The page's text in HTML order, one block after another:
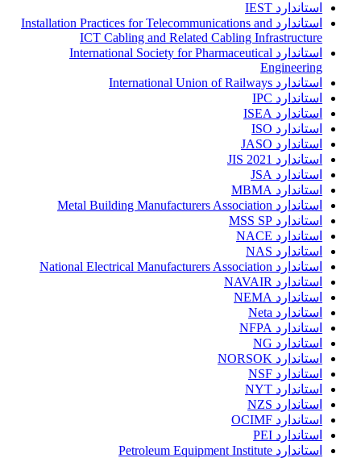
استاندارد IEST
استاندارد Installation Practices for Telecommunications and
ICT Cabling and Related Cabling Infrastructure
استاندارد International Society for Pharmaceutical
Engineering
استاندارد International Union of Railways
استاندارد IPC
استاندارد ISEA
استاندارد ISO
استاندارد JASO
استاندارد JIS 2021
استاندارد JSA
استاندارد MBMA
استاندارد Metal Building Manufacturers Association
استاندارد MSS SP
استاندارد NACE
استاندارد NAS
استاندارد National Electrical Manufacturers Association
استاندارد NAVAIR
استاندارد NEMA
استاندارد Neta
استاندارد NFPA
استاندارد NG
استاندارد NORSOK
استاندارد NSF
استاندارد NYT
استاندارد NZS
استاندارد OCIMF
استاندارد PEI
استاندارد Petroleum Equipment Institute